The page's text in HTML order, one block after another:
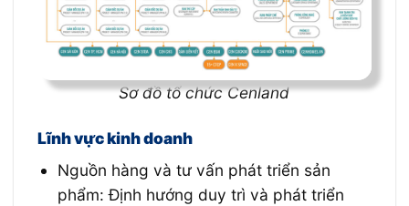
Sơ đồ tổ chức Cenland
Lĩnh vực kinh doanh
Nguồn hàng và tư vấn phát triển sản
phẩm: Định hướng duy trì và phát triển